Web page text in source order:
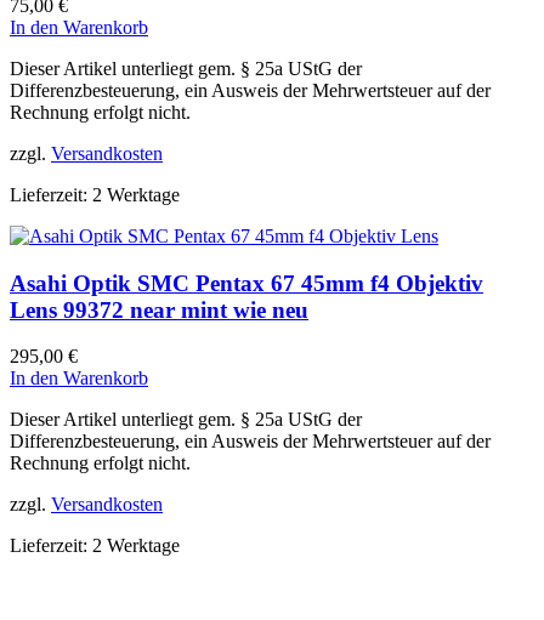
75,00 €
In den Warenkorb
Dieser Artikel unterliegt gem. § 25a UStG der
Differenzbesteuerung, ein Ausweis der Mehrwertsteuer auf der
Rechnung erfolgt nicht.
zzgl. Versandkosten
Lieferzeit: 2 Werktage
Asahi Optik SMC Pentax 67 45mm f4 Objektiv
Lens 99372 near mint wie neu
295,00 €
In den Warenkorb
Dieser Artikel unterliegt gem. § 25a UStG der
Differenzbesteuerung, ein Ausweis der Mehrwertsteuer auf der
Rechnung erfolgt nicht.
zzgl. Versandkosten
Lieferzeit: 2 Werktage